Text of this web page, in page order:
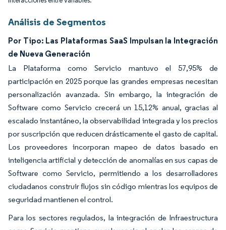
Análisis de Segmentos
Por Tipo: Las Plataformas SaaS Impulsan la Integración
de Nueva Generación
La Plataforma como Servicio mantuvo el 57,95% de
participación en 2025 porque las grandes empresas necesitan
personalización avanzada. Sin embargo, la integración de
Software como Servicio crecerá un 15,12% anual, gracias al
escalado instantáneo, la observabilidad integrada y los precios
por suscripción que reducen drásticamente el gasto de capital.
Los proveedores incorporan mapeo de datos basado en
inteligencia artificial y detección de anomalías en sus capas de
Software como Servicio, permitiendo a los desarrolladores
ciudadanos construir flujos sin código mientras los equipos de
seguridad mantienen el control.
Para los sectores regulados, la integración de Infraestructura